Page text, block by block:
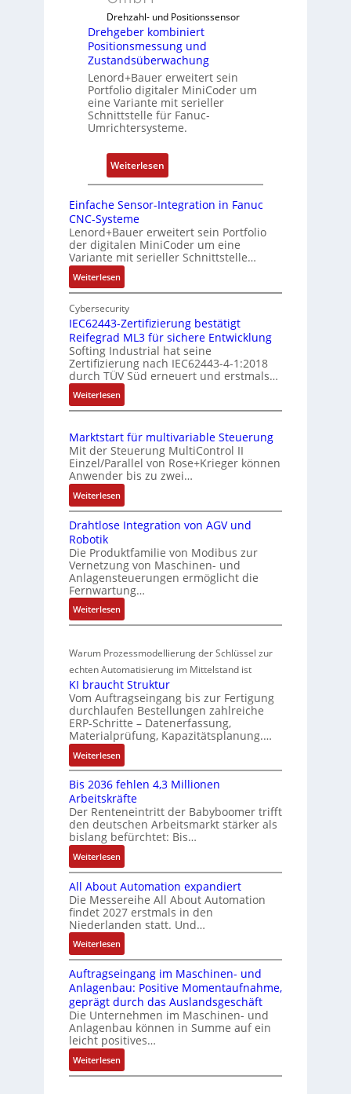
i
e
r
n
p
b
e
r
r
y
i
i
n
i
e
r
t
P
o
i
t
o
n
s
m
s
u
n
g
u
d
u
s
t
n
d
ü
b
w
c
h
u
n
g
Drehzahl- und Positionssensor
Drehgeber kombiniert
Positionsmessung und
Zustandsüberwachung
Lenord+Bauer erweitert sein
Portfolio digitaler MiniCoder um
eine Variante mit serieller
Schnittstelle für Fanuc-
Umrichtersysteme.
Weiterlesen:
D
h
g
e
e
k
o
m
b
n
e
r
t
o
s
t
i
s
e
s
s
u
n
g
n
d
Z
u
s
a
n
d
s
b
e
r
w
a
u
Einfache Sensor-Integration in Fanuc
CNC-Systeme
Lenord+Bauer erweitert sein Portfolio
der digitalen MiniCoder um eine
Variante mit serieller Schnittstelle…
Weiterlesen:
E
i
n
a
c
h
e
S
n
s
o
r
-
I
n
e
g
r
t
o
i
n
F
a
n
u
c
C
N
C
-
S
y
s
t
e
m
e
Cybersecurity
IEC62443-Zertifizierung bestätigt
Reifegrad ML3 für sichere Entwicklung
Softing Industrial hat seine
Zertifizierung nach IEC62443-4-1:2018
durch TÜV Süd erneuert und erstmals…
Weiterlesen:
I
C
6
2
4
4
3
-
e
r
t
f
r
u
n
g
b
e
s
t
ä
t
i
g
t
R
e
i
f
e
g
r
a
d
M
L
3
f
ü
Marktstart für multivariable Steuerung
Mit der Steuerung MultiControl II
Einzel/Parallel von Rose+Krieger können
Anwender bis zu zwei…
Weiterlesen:
M
a
k
t
s
t
a
r
f
ü
r
m
u
l
v
a
r
i
a
l
e
S
t
e
u
e
r
u
n
g
Drahtlose Integration von AGV und
Robotik
Die Produktfamilie von Modibus zur
Vernetzung von Maschinen- und
Anlagensteuerungen ermöglicht die
Fernwartung…
Weiterlesen:
D
a
h
t
l
o
s
e
I
n
t
e
g
r
a
t
i
o
n
v
o
n
A
G
u
n
d
R
o
Warum Prozessmodellierung der Schlüssel zur
echten Automatisierung im Mittelstand ist
KI braucht Struktur
Vom Auftragseingang bis zur Fertigung
durchlaufen Bestellungen zahlreiche
ERP-Schritte – Datenerfassung,
Materialprüfung, Kapazitätsplanung.…
Weiterlesen:
K
I
b
r
a
u
c
h
t
S
t
r
u
k
t
u
r
Bis 2036 fehlen 4,3 Millionen
Arbeitskräfte
Der Renteneintritt der Babyboomer trifft
den deutschen Arbeitsmarkt stärker als
bislang befürchtet: Bis…
Weiterlesen:
B
i
s
2
0
3
6
f
e
h
l
e
n
4
,
All About Automation expandiert
Die Messereihe All About Automation
findet 2027 erstmals in den
Niederlanden statt. Und…
Weiterlesen:
A
l
l
A
b
o
u
t
A
Auftragseingang im Maschinen- und
Anlagenbau: Positive Momentaufnahme,
geprägt durch das Auslandsgeschäft
Die Unternehmen im Maschinen- und
Anlagenbau können in Summe auf ein
leicht positives…
Weiterlesen:
A